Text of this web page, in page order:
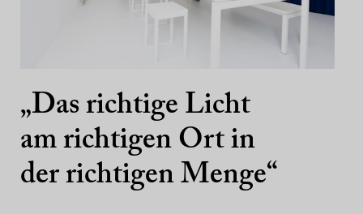
„Das richtige Licht
am richtigen Ort in
der richtigen Menge“